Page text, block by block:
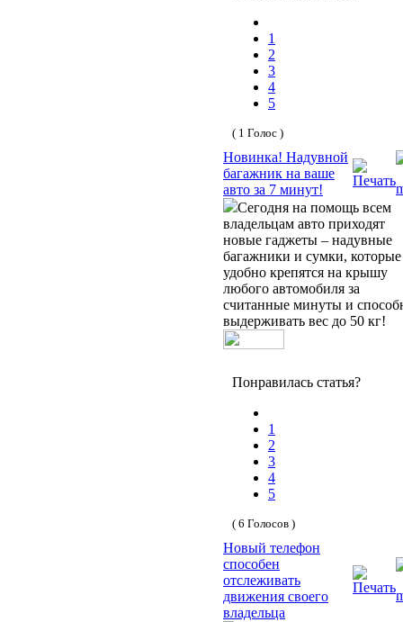
1
2
3
4
5
( 1 Голос )
Новинка! Надувной
багажник на ваше
авто за 7 минут!
Сегодня на помощь всем
владельцам авто приходят
новые гаджеты – надувные
багажники и сумки, которые
удобно крепятся на крышу
любого автомобиля за
считанные минуты и
выдерживать вес до 50 кг!
Понравилась статья?
1
2
3
4
5
( 6 Голосов )
Новый телефон
способен
отслеживать
движения своего
владельца